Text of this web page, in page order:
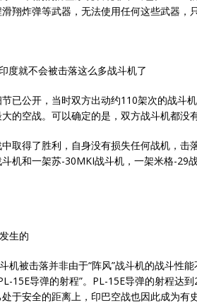
翔炸弹等武器，无法使用任何这些武器，
度就不会被击落这么多战斗机了
已公开，当时双方出动约110架次的战斗
的空战。可以确定的是，双方战斗机都没
取得了胜利，自身没有损失任何战机，击
斗机和一架苏-30MKI战斗机，一架米格-29
生的
机被击落并非由于“阵风”战斗机的战斗性
15E导弹的射程”。PL-15E导弹的射程达
于安全的距离上，印巴空战也因此成为有